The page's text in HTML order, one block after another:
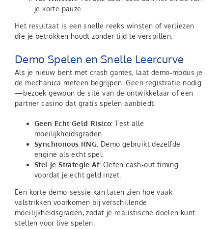
je korte pauze.
Het resultaat is een snelle reeks winsten of verliezen
die je betrokken houdt zonder tijd te verspillen.
Demo Spelen en Snelle Leercurve
Als je nieuw bent met crash games, laat demo‑modus je
de mechanica meteen begrijpen. Geen registratie nodig
—bezoek gewoon de site van de ontwikkelaar of een
partner casino dat gratis spelen aanbiedt.
Geen Echt Geld Risico: Test alle
moeilijkheidsgraden.
Synchronous RNG: Demo gebruikt dezelfde
engine als echt spel.
Stel je Strategie Af: Oefen cash‑out timing
voordat je echt geld inzet.
Een korte demo‑sessie kan laten zien hoe vaak
valstrikken voorkomen bij verschillende
moeilijkheidsgraden, zodat je realistische doelen kunt
stellen voor live spelen.